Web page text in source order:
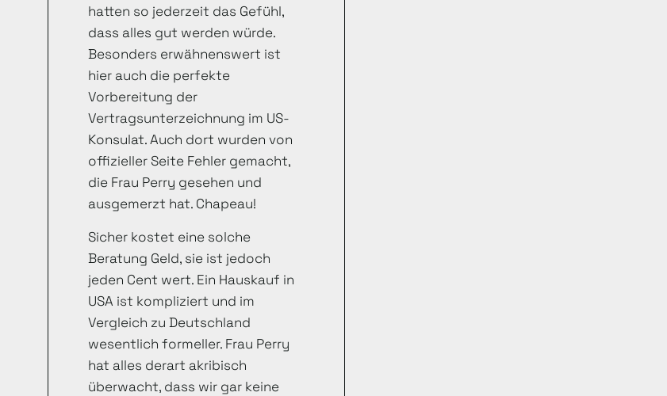
hatten so jederzeit das Gefühl,
dass alles gut werden würde.
Besonders erwähnenswert ist
hier auch die perfekte
Vorbereitung der
Vertragsunterzeichnung im US-
Konsulat. Auch dort wurden von
offizieller Seite Fehler gemacht,
die Frau Perry gesehen und
ausgemerzt hat. Chapeau!
Sicher kostet eine solche
Beratung Geld, sie ist jedoch
jeden Cent wert. Ein Hauskauf in
USA ist kompliziert und im
Vergleich zu Deutschland
wesentlich formeller. Frau Perry
hat alles derart akribisch
überwacht, dass wir gar keine